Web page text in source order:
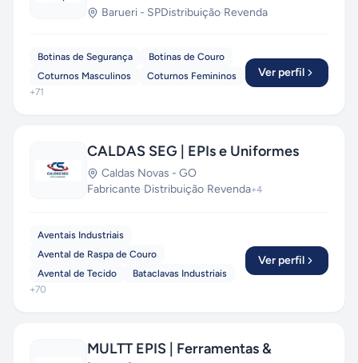
Barueri - SPDistribuição·Revenda
Botinas de Segurança
Botinas de Couro
Coturnos Masculinos
Coturnos Femininos
+71
Ver perfil
CALDAS SEG | EPIs e Uniformes
Caldas Novas - GO
Fabricante·Distribuição·Revenda+4
Aventais Industriais
Avental de Raspa de Couro
Avental de Tecido
Bataclavas Industriais
+70
Ver perfil
MULTT EPIS | Ferramentas &